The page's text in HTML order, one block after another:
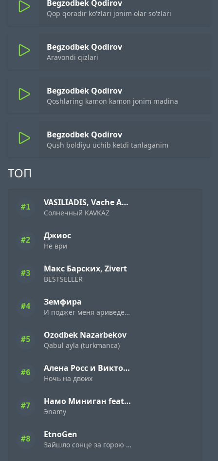
ТОП
#1 VASILIADIS, Vache Amaryan
Солнечный KAVKAZ
#2 Джиос
Не ври
#3 Макс Барских, Zivert
BESTSELLER
#4 Земфира
И поджег меня ариведерчи
#5 Ozodbek Nazarbekov
Qabul ayla (turkmanca)
#6 Алена Росс и Виктор Могилатов
Ночь на двоих
#7 Намо Миниган feat. Miyagi & Эндшпиль
Эnamy
#8 EtnoGen
Зайшло сонце за горою темна ніч настала
Begzodbek Qodirov
Qop qoradir ko'zlari jonim olar so'zlari
Begzodbek Qodirov
Aravondi qizlari
Begzodbek Qodirov
Qoshlaring kamon kamon jonim madina
Begzodbek Qodirov
Qush boldiyu uchib ketdi tanlaganim